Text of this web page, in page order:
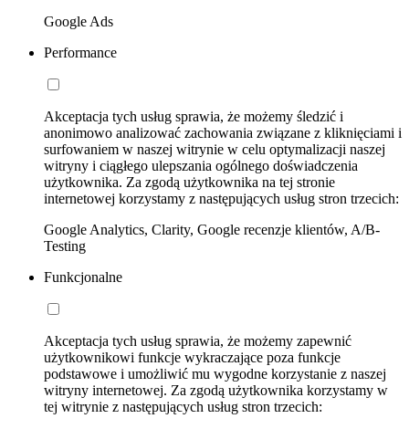
Google Ads
Performance
Akceptacja tych usług sprawia, że możemy śledzić i
anonimowo analizować zachowania związane z kliknięciami i
surfowaniem w naszej witrynie w celu optymalizacji naszej
witryny i ciągłego ulepszania ogólnego doświadczenia
użytkownika. Za zgodą użytkownika na tej stronie
internetowej korzystamy z następujących usług stron trzecich:
Google Analytics, Clarity, Google recenzje klientów, A/B-
Testing
Funkcjonalne
Akceptacja tych usług sprawia, że możemy zapewnić
użytkownikowi funkcje wykraczające poza funkcje
podstawowe i umożliwić mu wygodne korzystanie z naszej
witryny internetowej. Za zgodą użytkownika korzystamy w
tej witrynie z następujących usług stron trzecich: